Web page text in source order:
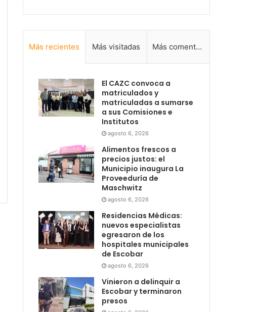
Más recientes Más visitadas Más comentadas
El CAZC convoca a
matriculados y
matriculadas a sumarse
a sus Comisiones e
Institutos
agosto 6, 2026
Alimentos frescos a
precios justos: el
Municipio inaugura La
Proveeduría de
Maschwitz
agosto 6, 2026
Residencias Médicas:
nuevos especialistas
egresaron de los
hospitales municipales
de Escobar
agosto 6, 2026
Vinieron a delinquir a
Escobar y terminaron
presos